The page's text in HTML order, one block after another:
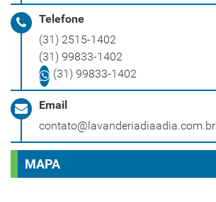
Telefone
(31) 2515-1402
(31) 99833-1402
(31) 99833-1402
Email
contato@lavanderiadiaadia.com.br
MAPA